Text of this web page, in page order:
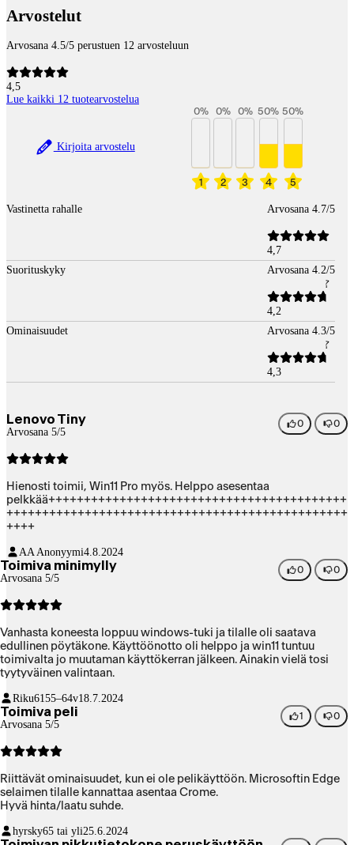
Arvostelut
Arvosana 4.5/5 perustuen 12 arvosteluun
4,5
Lue kaikki 12 tuotearvostelua
Kirjoita arvostelu
1
0%
2
0%
3
0%
4
50%
5
50%
Vastinetta rahalle Arvosana 4.7/5
4,7
Suorituskyky
Arvosana 4.2/5
4,2
Ominaisuudet
Arvosana 4.3/5
4,3
Lenovo Tiny
Arvosana 5/5
0 0
Hienosti toimii, Win11 Pro myös. Helppo asesentaa
pelkkää++++++++++++++++++++++++++++++++++++++++++
++++++++++++++++++++++++++++++++++++++++++++++++
++++
AA Anonyymi4.8.2024
Toimiva minimylly
Arvosana 5/5
0 0
Vanhasta koneesta loppuu windows-tuki ja tilalle oli saatava
edullinen pöytäkone. Käyttöönotto oli helppo ja win11 tuntuu
toimivalta jo muutaman käyttökerran jälkeen. Ainakin vielä tosi
tyytyväinen valintaan.
Riku6155–64v18.7.2024
Toimiva peli
Arvosana 5/5
1 0
Riittävät ominaisuudet, kun ei ole pelikäyttöön. Microsoftin Edge
selaimen tilalle kannattaa asentaa Crome.
Hyvä hinta/laatu suhde.
hyrsky65 tai yli25.6.2024